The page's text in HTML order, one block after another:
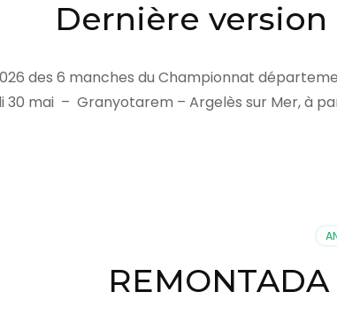
Dernière
des 6 manches du Championnat
30 mai – Granyotarem – Argelès sur Mer, à